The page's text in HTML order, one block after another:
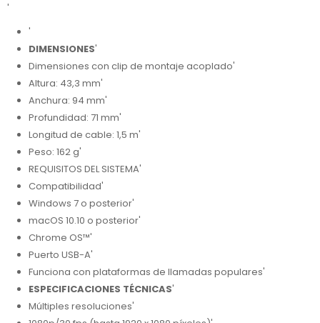
'
'
DIMENSIONES'
Dimensiones con clip de montaje acoplado'
Altura: 43,3 mm'
Anchura: 94 mm'
Profundidad: 71 mm'
Longitud de cable: 1,5 m'
Peso: 162 g'
REQUISITOS DEL SISTEMA'
Compatibilidad'
Windows 7 o posterior'
macOS 10.10 o posterior'
Chrome OS™'
Puerto USB-A'
Funciona con plataformas de llamadas populares'
ESPECIFICACIONES TÉCNICAS'
Múltiples resoluciones'